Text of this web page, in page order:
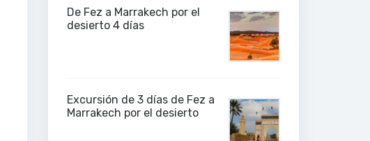
De Fez a Marrakech por el
desierto 4 días
Excursión de 3 días de Fez a
Marrakech por el desierto